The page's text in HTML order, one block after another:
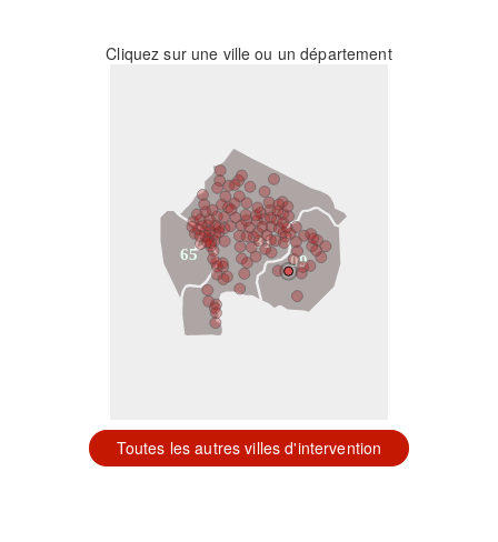
Cliquez sur une ville ou un département
31
09
65
Toutes les autres villes d'intervention